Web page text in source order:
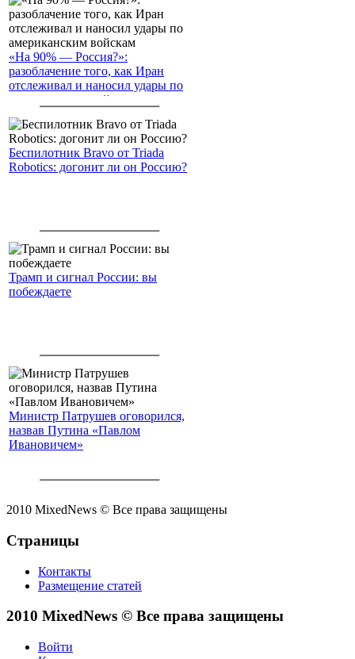
«На 90% — Россия?»:
разоблачение того, как Иран
отслеживал и наносил удары по
американским войскам
Беспилотник Bravo от Triada
Robotics: догонит ли он Россию?
Трамп и сигнал России: вы
побеждаете
Министр Патрушев оговорился,
назвав Путина «Павлом
Ивановичем»
2010 MixedNews © Все права защищены
Страницы
Контакты
Размещение статей
2010 MixedNews © Все права защищены
Войти